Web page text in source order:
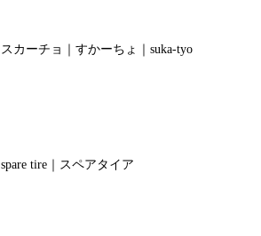
スカーチョ｜すかーちょ｜suka-tyo
spare tire｜スペアタイア